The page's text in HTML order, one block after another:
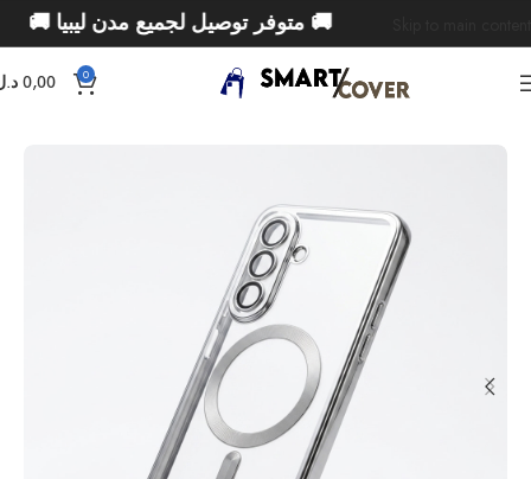
🚚 متوفر توصيل لجميع مدن ليبيا 🚚
0
0,00